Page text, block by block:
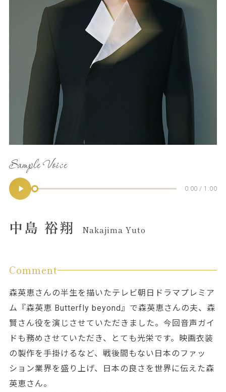
Sample Voice
0:00 / 1:00
中島 裕翔 Nakajima Yuto
Comment
森英恵さんの半生を描いたテレビ朝日ドラマプレミア
ム『森英恵 Butterfly beyond』で森英恵さんの夫、森
賢さん役を演じさせていただきました。今回音声ガイ
ドも務めさせていただき、とても光栄です。映画衣装
の製作を手掛けるなど、戦後間もない日本のファッ
ション業界を盛り上げ、日本の良さを世界に伝えた森
英恵さん。